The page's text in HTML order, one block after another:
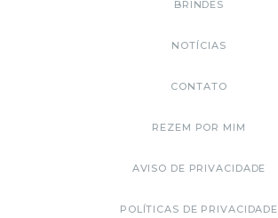
BRINDES
NOTÍCIAS
CONTATO
REZEM POR MIM
AVISO DE PRIVACIDADE
POLÍTICAS DE PRIVACIDADE